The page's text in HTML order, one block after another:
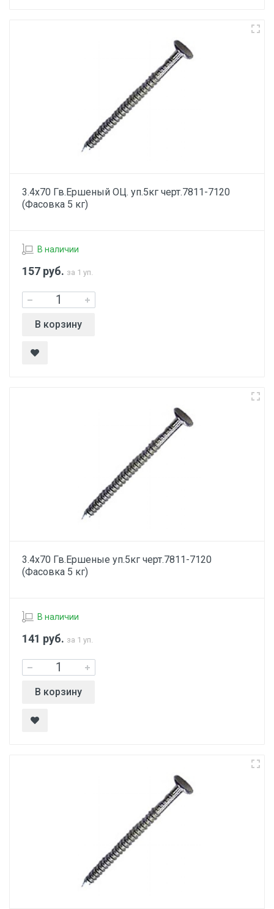
3.4х70 Гв.Ершеный ОЦ. уп.5кг черт.7811-7120
(Фасовка 5 кг)
В наличии
157 руб. за 1 уп.
В корзину
3.4х70 Гв.Ершеные уп.5кг черт.7811-7120
(Фасовка 5 кг)
В наличии
141 руб. за 1 уп.
В корзину